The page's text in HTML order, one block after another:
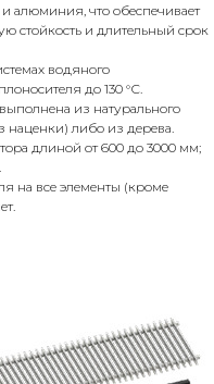
алюминия, что обеспечивает
стойкость и длительный срок
водяного
до 130 °С.
из натурального
наценки) либо из дерева.
длиной от 600 до 3000 мм;
на все элементы (кроме